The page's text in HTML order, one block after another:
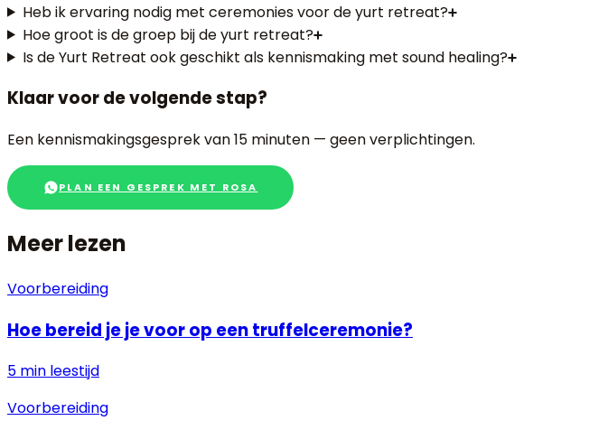
Heb ik ervaring nodig met ceremonies voor de yurt retreat?
Hoe groot is de groep bij de yurt retreat?
Is de Yurt Retreat ook geschikt als kennismaking met sound healing?
Klaar voor de volgende stap?
Een kennismakingsgesprek van 15 minuten — geen verplichtingen.
PLAN EEN GESPREK MET ROSA
Meer lezen
Voorbereiding
Hoe bereid je je voor op een truffelceremonie?
5 min leestijd
Voorbereiding